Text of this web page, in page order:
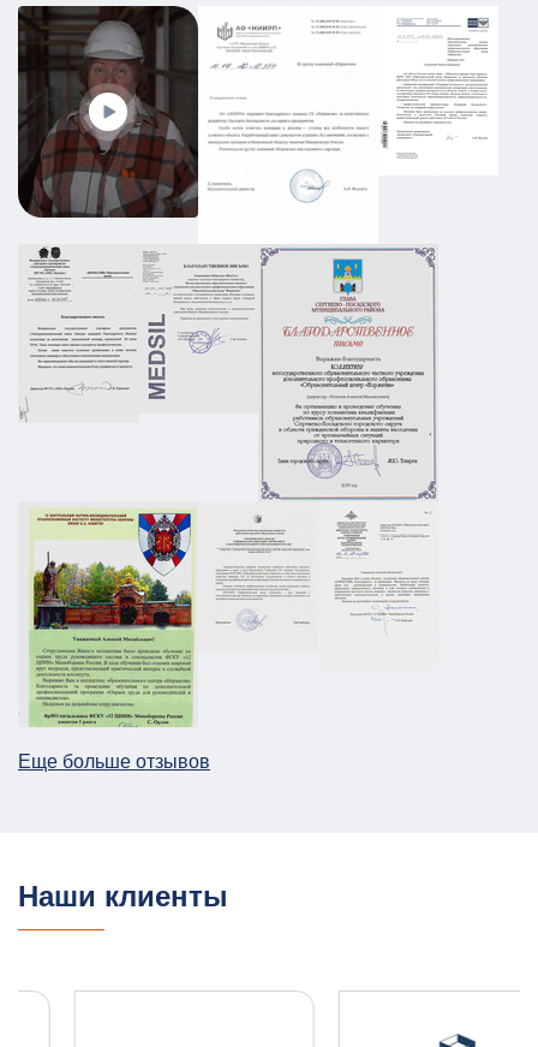
ПЛДЧС для МБУ ДО «Образовательный
центр «Смена»
ГО и ЧС
ПДЛЧС
19.08.2025 ПОДРОБНЕЕ
Промышленный объект РТИ:
категорирование, Ситуационный план и
Плана охраны объекта
АТЗ Паспорт АТЗ Паспорт безопасности
Постановление Правительства №258
01.03.2026 ПОДРОБНЕЕ
ПЛДЧС для ООО "НС-Ойл"
ПОДРОБНЕЕ
Паспорт безопасности для предприятия
НПП в г. Москва
АТЗ Паспорт АТЗ
Постановление Правительства №258
26.12.2025
Еще больше отзывов
Наши клиенты